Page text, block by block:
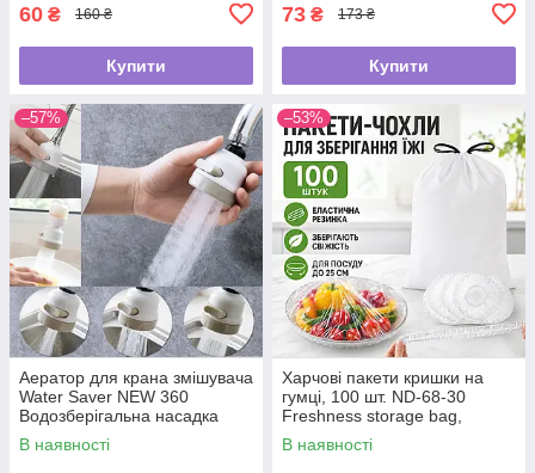
60 ₴ 160 ₴
Купити
73 ₴ 173 ₴
Купити
–57%
Аератор для крана змішувача
Water Saver NEW 360
Водозберігальна насадка
В наявності
–53%
Харчові пакети кришки на
гумці, 100 шт. ND-68-30
Freshness storage bag,
Прозорі/Політиленові пакети
для їжі
В наявності